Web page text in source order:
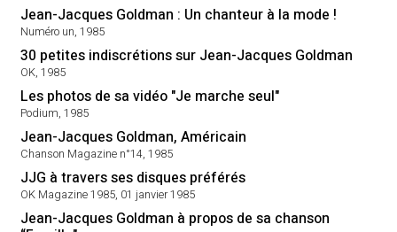
Jean-Jacques Goldman : Un chanteur à la mode !
Numéro un, 1985
30 petites indiscrétions sur Jean-Jacques Goldman
OK, 1985
Les photos de sa vidéo "Je marche seul"
Podium, 1985
Jean-Jacques Goldman, Américain
Chanson Magazine n°14, 1985
JJG à travers ses disques préférés
OK Magazine 1985, 01 janvier 1985
Jean-Jacques Goldman à propos de sa chanson